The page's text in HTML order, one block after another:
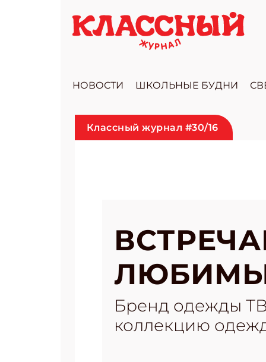
НОВОСТИ ШКОЛЬНЫЕ БУДНИ
Классный журнал #30/16
Бренд одежды
коллекцию